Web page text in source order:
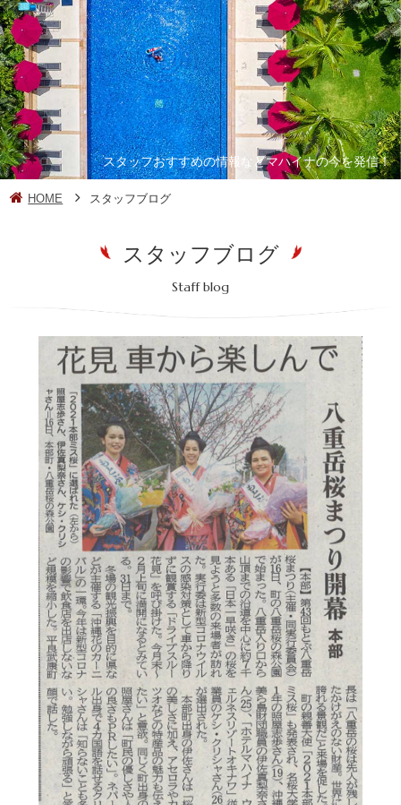
スタッフおすすめの情報などマハイナの今を発信！
HOME スタッフブログ
スタッフブログ
Staff blog